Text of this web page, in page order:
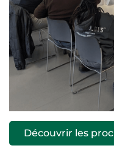
Découvrir les